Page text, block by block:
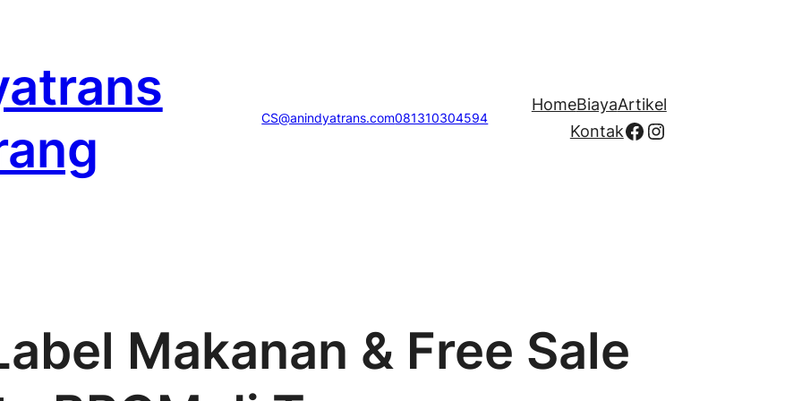
CS@anindyatrans.com081310304594
HomeBiayaArtikel
KontakFacebook
Instagram
Makanan & Free Sale